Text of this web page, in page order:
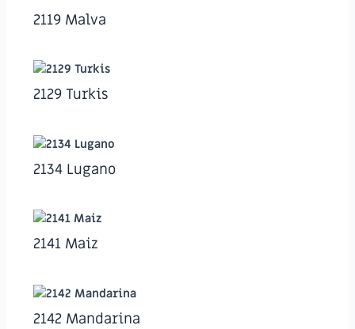
2119 Malva
2129 Turkis
2134 Lugano
2141 Maiz
2142 Mandarina